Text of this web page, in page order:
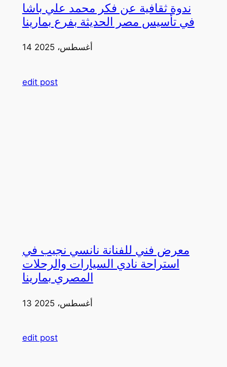
ندوة ثقافية عن فكر محمد علي باشا
في تأسيس مصر الحديثة بفرع بمارينا
14 أغسطس، 2025
edit post
معرض فني للفنانة نانسي نجيب في
استراحة نادي السيارات والرحلات
المصري بمارينا
13 أغسطس، 2025
edit post